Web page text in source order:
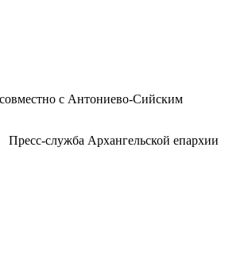
с Антониево-Сийским
Пресс-служба Архангельской епархии